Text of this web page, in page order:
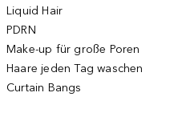
Liquid Hair
PDRN
Make-up für große Poren
Haare jeden Tag waschen
Curtain Bangs